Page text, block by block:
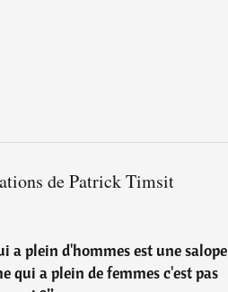
de Patrick Timsit
a plein d'hommes est une salope
qui a plein de femmes c'est pas